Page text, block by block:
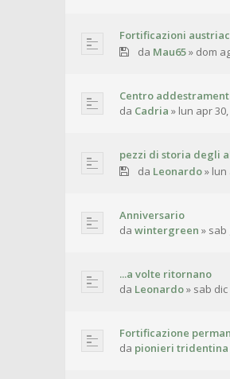
Fortificazioni
da Mau65» dom
Centro
da Cadria » lun apr
pezzi di storia degli
da Leonardo» lun
Anniversario
da wintergreen » sab
...a volte ritornano
da Leonardo» sab dic
Fortificazione
da pionieri tridentina